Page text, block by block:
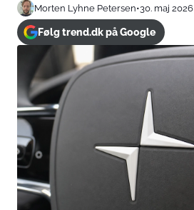
Morten Lyhne Petersen•30. maj 2026
Følg trend.dk på Google